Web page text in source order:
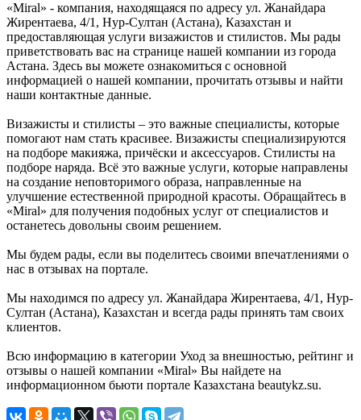
«Miral» - компания, находящаяся по адресу ул. Жанайдара
Жирентаева, 4/1, Нур-Султан (Астана), Казахстан и
предоставляющая услуги визажистов и стилистов. Мы рады
приветствовать вас на странице нашей компании из города
Астана. Здесь вы можете ознакомиться с основной
информацией о нашей компании, прочитать отзывы и найти
наши контактные данные.
Визажисты и стилисты – это важные специалисты, которые
помогают нам стать красивее. Визажисты специализируются
на подборе макияжа, причёски и аксессуаров. Стилисты на
подборе наряда. Всё это важные услуги, которые направлены
на создание неповторимого образа, направленные на
улучшение естественной природной красоты. Обращайтесь в
«Miral» для получения подобных услуг от специалистов и
останетесь довольны своим решением.
Мы будем рады, если вы поделитесь своими впечатлениями о
нас в отзывах на портале.
Мы находимся по адресу ул. Жанайдара Жирентаева, 4/1, Нур-
Султан (Астана), Казахстан и всегда рады принять там своих
клиентов.
Всю информацию в категории Уход за внешностью, рейтинг и
отзывы о нашей компании «Miral» Вы найдете на
информационном бьюти портале Казахстана beautykz.su.